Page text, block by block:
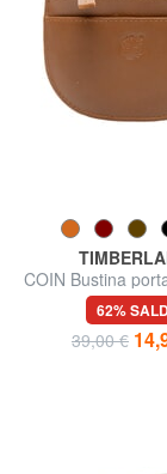
COIN Bustina
pelle
62%
39,00 €